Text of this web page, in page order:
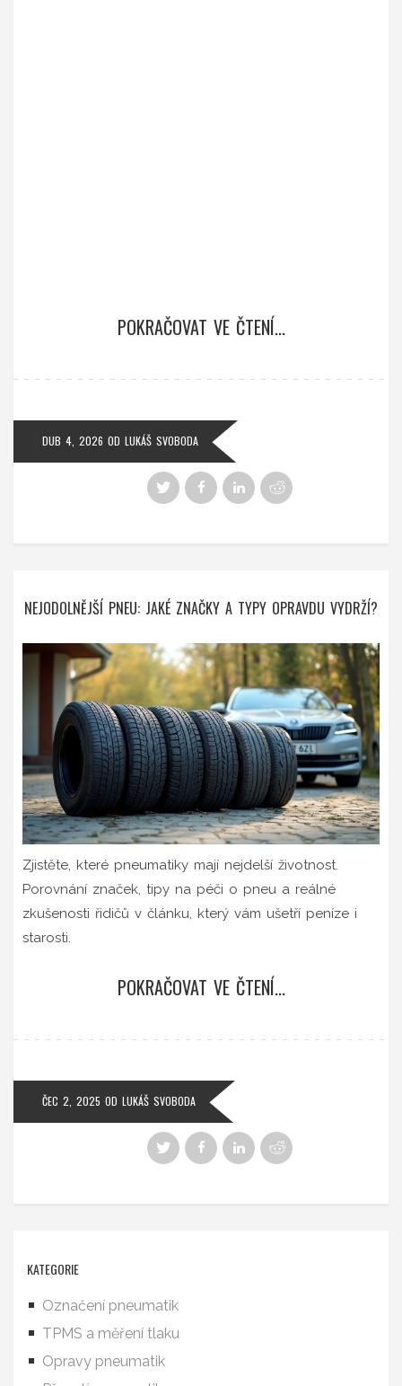
POKRAČOVAT VE ČTENÍ...
DUB 4, 2026 OD LUKÁŠ SVOBODA
NEJODOLNĚJŠÍ PNEU: JAKÉ ZNAČKY A TYPY OPRAVDU VYDRŽÍ?
Zjistěte, které pneumatiky mají nejdelší životnost.
Porovnání značek, tipy na péči o pneu a reálné
zkušenosti řidičů v článku, který vám ušetří peníze i
starosti.
POKRAČOVAT VE ČTENÍ...
ČEC 2, 2025 OD LUKÁŠ SVOBODA
KATEGORIE
Označení pneumatik
TPMS a měření tlaku
Opravy pneumatik